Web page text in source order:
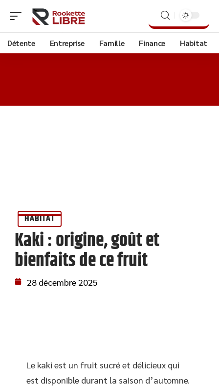
Détente Entreprise Famille Finance Habitat
HABITAT
Kaki : origine, goût et
bienfaits de ce fruit
28 décembre 2025
Le kaki est un fruit sucré et délicieux qui
est disponible durant la saison d’automne.